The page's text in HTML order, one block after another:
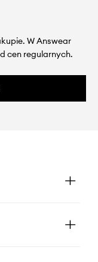
W Answear
cen regularnych.